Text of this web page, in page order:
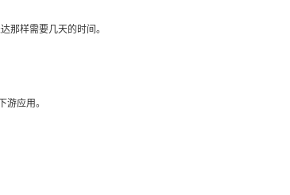
那样需要几天的时间。
游应用。